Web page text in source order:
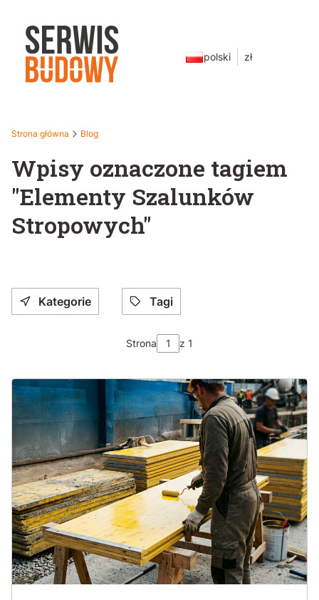
polski zł
Strona główna Blog
Wpisy oznaczone tagiem
"Elementy Szalunków
Stropowych"
Kategorie Tagi
Strona z 1